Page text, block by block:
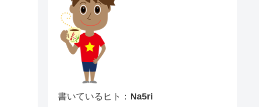
書いているヒト： Na5ri